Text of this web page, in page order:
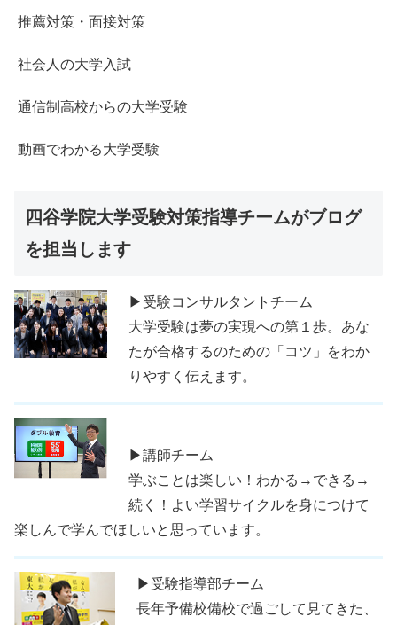
推薦対策・面接対策
社会人の大学入試
通信制高校からの大学受験
動画でわかる大学受験
四谷学院大学受験対策指導チームがブログ
を担当します
▶受験コンサルタントチーム
大学受験は夢の実現への第１歩。あな
たが合格するのための「コツ」をわか
りやすく伝えます。
▶講師チーム
学ぶことは楽しい！わかる→できる→
続く！よい学習サイクルを身につけて
楽しんで学んでほしいと思っています。
▶受験指導部チーム
長年予備校備校で過ごして見てきた、